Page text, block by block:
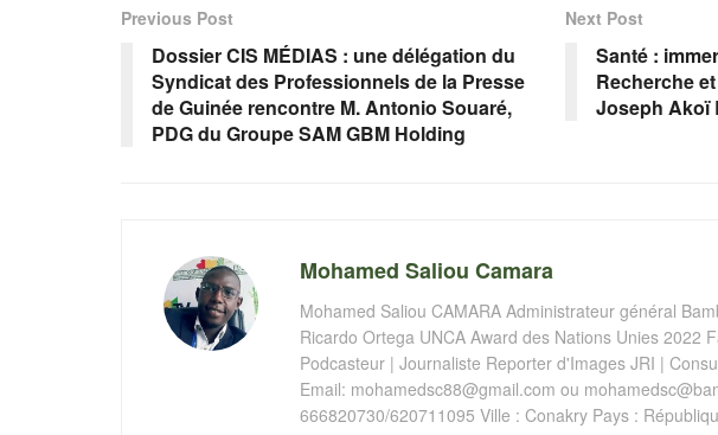
Previous Post
Dossier CIS MÉDIAS : une délégation du
Syndicat des Professionnels de la Presse
de Guinée rencontre M. Antonio Souaré,
PDG du Groupe SAM GBM Holding
Next Post
Santé :
Recherche
Joseph Akoï
Mohamed Saliou Camara
Mohamed Saliou CAMARA Administrateur général
Ricardo Ortega UNCA Award des Nations Unies 2022
Podcasteur | Journaliste Reporter d'Images JRI |
Email: mohamedsc88@gmail.com ou
666820730/620711095 Ville : Conakry Pays :